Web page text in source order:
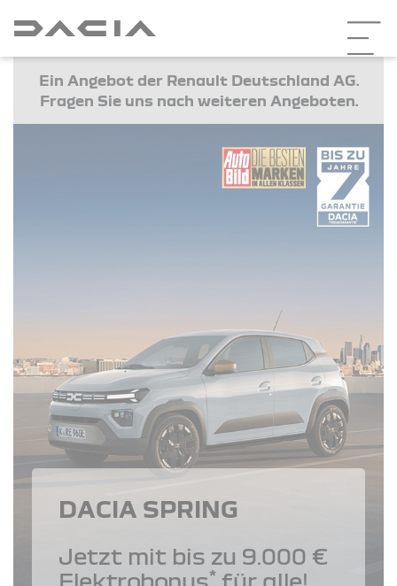
Ein Angebot der Renault Deutschland AG.
Fragen Sie uns nach weiteren Angeboten.
DACIA SPRING
Jetzt mit bis zu 9.000 €
Elektrobonus*für alle!